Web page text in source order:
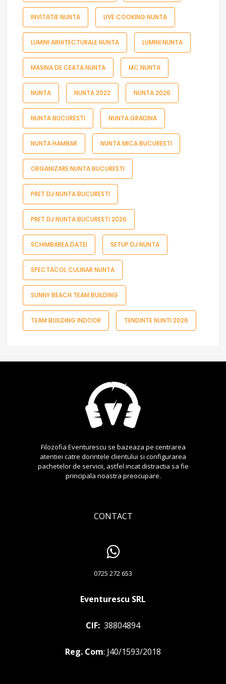
INVITATIE NUNTA LIVE COOKING NUNTA
LUMINI ARHITECTURALE NUNTA LUMINI NUNTA
MASINA DE CEATA NUNTA MC NUNTA
NUNTA NUNTA 2022 NUNTA 2026
NUNTA BUCURESTI NUNTA GRADINA
NUNTA HAMBAR NUNTA MICA BUCURESTI
ORGANIZARE NUNTA BUCURESTI
PRET DJ NUNTA BUCURESTI
PRET DJ NUNTA BUCURESTI 2026
SCHIMBAREA DATEI SETUP DJ NUNTA
SPECTACOL CULINAR NUNTA
SUNNY BEACH TEAM BUILDING
TEAM BUILDING INDOOR TENDINTE NUNTI 2026
Filozofia Eventurescu se bazeaza pe centrarea
atentiei catre dorintele clientului si configurarea
pachetelor de servicii, astfel incat distractia sa fie
principala noastra preocupare.
CONTACT
0725 272 653
Eventurescu SRL
CIF: 38804894
Reg. Com: J40/1593/2018